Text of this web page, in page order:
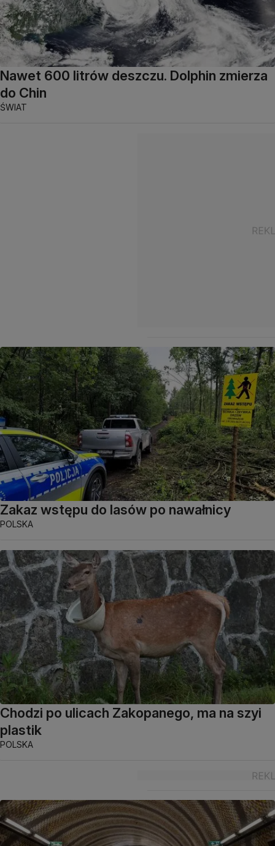
Nawet 600 litrów deszczu. Dolphin zmierza
do Chin
ŚWIAT
Zakaz wstępu do lasów po nawałnicy
POLSKA
Chodzi po ulicach Zakopanego, ma na szyi
plastik
POLSKA